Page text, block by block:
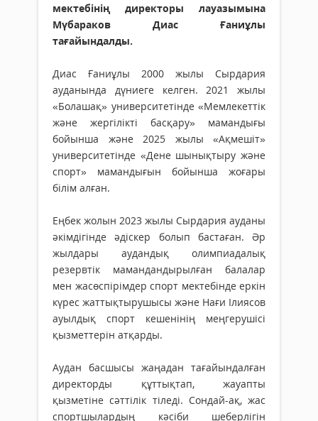
мектебінің директоры лауазымына
Мүбараков Диас Ғаниұлы
тағайындалды.
Диас Ғаниұлы 2000 жылы Сырдария
ауданында дүниеге келген. 2021 жылы
«Болашақ» университетінде «Мемлекеттік
және жергілікті басқару» мамандығы
бойынша және 2025 жылы «Ақмешіт»
университетінде «Дене шынықтыру және
спорт» мамандығын бойынша жоғары
білім алған.
Еңбек жолын 2023 жылы Сырдария ауданы
әкімдігінде әдіскер болып бастаған. Әр
жылдары аудандық олимпиадалық
резервтік мамандандырылған балалар
мен жасөспірімдер спорт мектебінде еркін
күрес жаттықтырушысы және Нағи Ілиясов
ауылдық спорт кешенінің меңгерушісі
қызметтерін атқарды.
Аудан басшысы жаңадан тағайындалған
директорды құттықтап, жауапты
қызметіне сәттілік тіледі. Сондай-ақ, жас
спортшылардың кәсіби шеберлігін